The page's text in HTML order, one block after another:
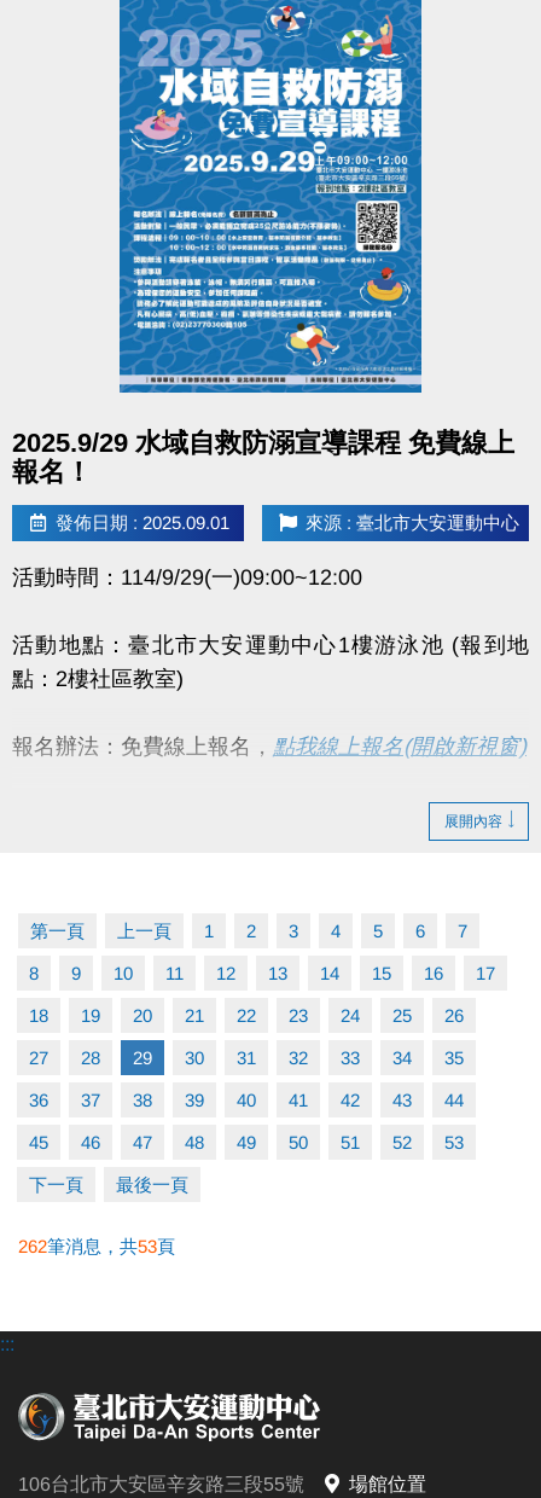
2025.9/29 水域自救防溺宣導課程 免費線上
報名！
發佈日期 : 2025.09.01 來源 : 臺北市大安運動中心
活動時間：114/9/29(一)09:00~12:00
活動地點：臺北市大安運動中心1樓游泳池 (報到地
點：2樓社區教室)
報名辦法：免費線上報名， 點我線上報名(開啟新視窗)
活動對象：一般民眾，#必須能獨立完成25公尺游泳能
課程流程：
紹、基本救生）
10:00~12:00（水中防溺自救與求生、游泳基本
技能、基本救生）
接入場。
展開內容
第一頁 上一頁 1 2 3 4 5 6 7
8 9 10 11 12 13 14 15 16 17
18 19 20 21 22 23 24 25 26
27 28 29 30 31 32 33 34 35
36 37 38 39 40 41 42 43 44
45 46 47 48 49 50 51 52 53
下一頁 最後一頁
262筆消息，共53頁
:::
106台北市大安區辛亥路三段55號
場館位置